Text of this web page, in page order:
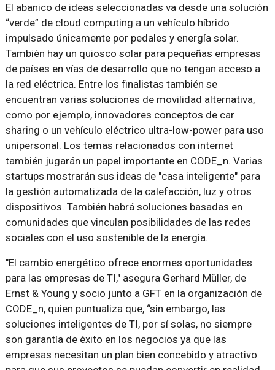
El abanico de ideas seleccionadas va desde una solución
“verde” de cloud computing a un vehículo híbrido
impulsado únicamente por pedales y energía solar.
También hay un quiosco solar para pequeñas empresas
de países en vías de desarrollo que no tengan acceso a
la red eléctrica. Entre los finalistas también se
encuentran varias soluciones de movilidad alternativa,
como por ejemplo, innovadores conceptos de car
sharing o un vehículo eléctrico ultra-low-power para uso
unipersonal. Los temas relacionados con internet
también jugarán un papel importante en CODE_n. Varias
startups mostrarán sus ideas de "casa inteligente" para
la gestión automatizada de la calefacción, luz y otros
dispositivos. También habrá soluciones basadas en
comunidades que vinculan posibilidades de las redes
sociales con el uso sostenible de la energía.
"El cambio energético ofrece enormes oportunidades
para las empresas de TI," asegura Gerhard Müller, de
Ernst & Young y socio junto a GFT en la organización de
CODE_n, quien puntualiza que, “sin embargo, las
soluciones inteligentes de TI, por sí solas, no siempre
son garantía de éxito en los negocios ya que las
empresas necesitan un plan bien concebido y atractivo